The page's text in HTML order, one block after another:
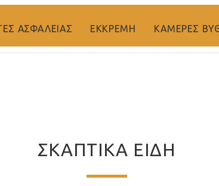
ΑΣΦΑΛΕΙΑΣ ΕΚΚΡΕΜΗ ΚΑΜΕΡΕΣ
ΣΚΑΠΤΙΚΆ ΕΊΔΗ